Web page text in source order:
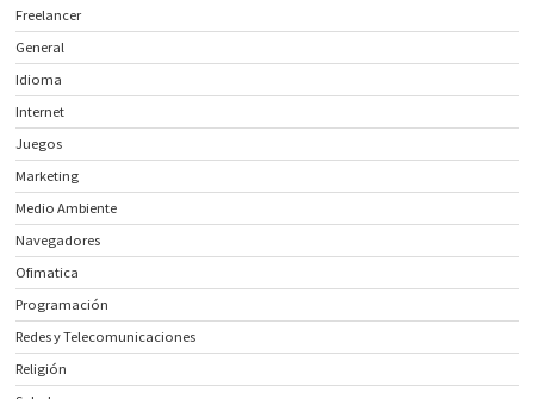
Freelancer
General
Idioma
Internet
Juegos
Marketing
Medio Ambiente
Navegadores
Ofimatica
Programación
Redes y Telecomunicaciones
Religión